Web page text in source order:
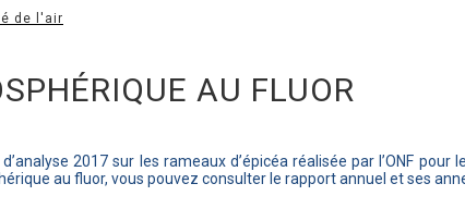
de l'air
AU FLUOR
2017 sur les rameaux d’épicéa réalisée par l’ONF
au fluor, vous pouvez consulter le rapport annuel et ses